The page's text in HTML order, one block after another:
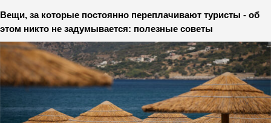
Вещи, за которые постоянно переплачивают туристы - об
этом никто не задумывается: полезные советы